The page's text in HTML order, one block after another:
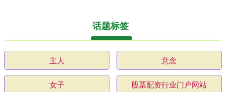
话题标签
主人 意念
女子 股票配资行业门户网站